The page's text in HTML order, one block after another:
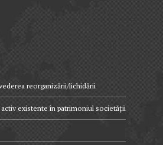
reorganizării/lichidării
existente în patrimoniul societății